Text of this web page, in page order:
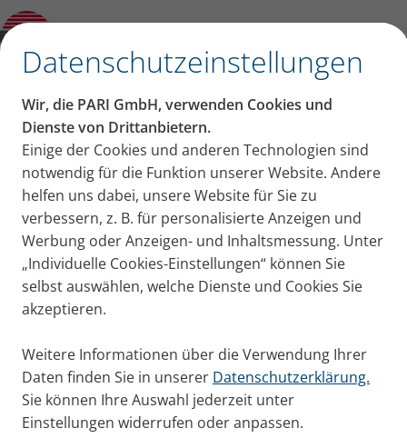
Datenschutzeinstellungen
Wir, die PARI GmbH, verwenden Cookies und
Dienste von Drittanbietern.
Einige der Cookies und anderen Technologien sind
notwendig für die Funktion unserer Website. Andere
helfen uns dabei, unsere Website für Sie zu
verbessern, z. B. für personalisierte Anzeigen und
Werbung oder Anzeigen- und Inhaltsmessung. Unter
„Individuelle Cookies-Einstellungen“ können Sie
selbst auswählen, welche Dienste und Cookies Sie
akzeptieren.
Weitere Informationen über die Verwendung Ihrer
Daten finden Sie in unserer Datenschutzerklärung.
Sie können Ihre Auswahl jederzeit unter
Einstellungen widerrufen oder anpassen.
Hintergrundwissen zur Inhalation
Häufige Fragen &
Antworten rund um die
Inhalation bei COPD
Inhalt auf dieser Seite
Atemwege bei COPD pflegen
Inhalieren bei COPD
Inhalationsgeräte für COPD
Inhalationslösungen bei COPD
Inhalative Medikamente bei COPD
Häufigkeit der Inhalation bei COPD
Hilfe bei Problemen mit dem COPD‑Spray